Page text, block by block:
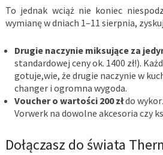
To jednak wciąż nie koniec
wymianę w dniach 1–11 sierpnia,
Drugie naczynie miksujące za
standardowej ceny ok. 1400 zł!).
gotuje,wie, że drugie naczynie w
changer i ogromna wygoda.
Voucher o wartości 200 złdo
Vorwerk na dowolne akcesoria czy
Dołączasz do świata